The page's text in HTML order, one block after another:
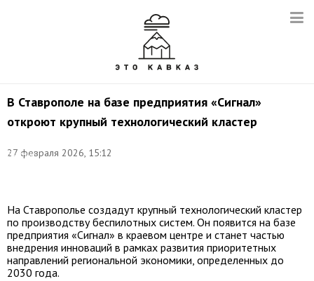
В Ставрополе на базе предприятия «Сигнал»
откроют крупный технологический кластер
27 февраля 2026, 15:12
Фото:
Евгений
На Ставрополье создадут крупный технологический кластер
по производству беспилотных систем. Он появится на базе
предприятия «Сигнал» в краевом центре и станет частью
внедрения инноваций в рамках развития приоритетных
направлений региональной экономики, определенных до
2030 года.